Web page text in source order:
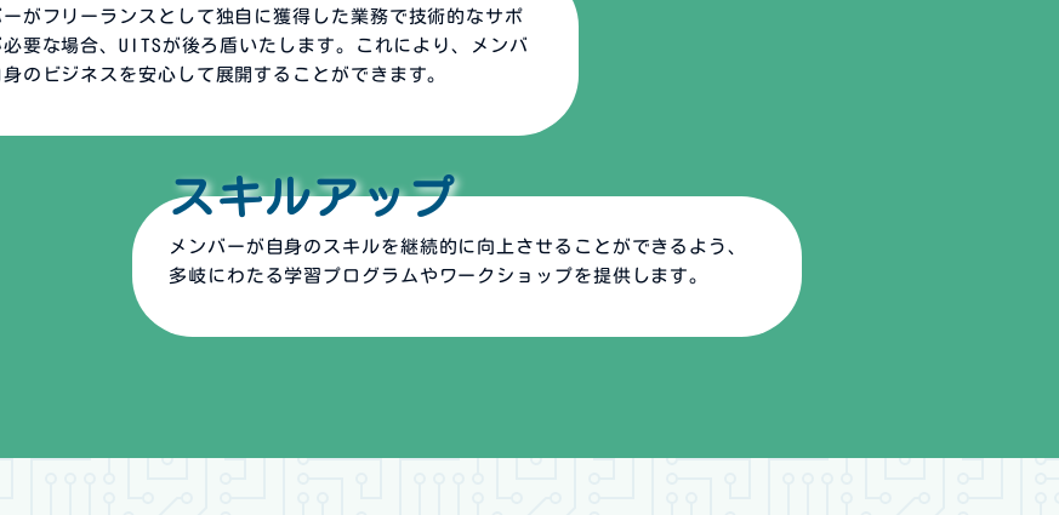
ーがフリーランスとして独自に獲得した業務で技術的なサポ
必要な場合、UITSが後ろ盾いたします。これにより、メンバ
のビジネスを安心して展開することができます。
スキルアップ
メンバーが自身のスキルを継続的に向上させることができるよう、
多岐にわたる学習プログラムやワークショップを提供します。